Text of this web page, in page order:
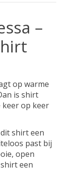
–
op warme
is shirt
keer op keer
shirt een
past bij
open
een